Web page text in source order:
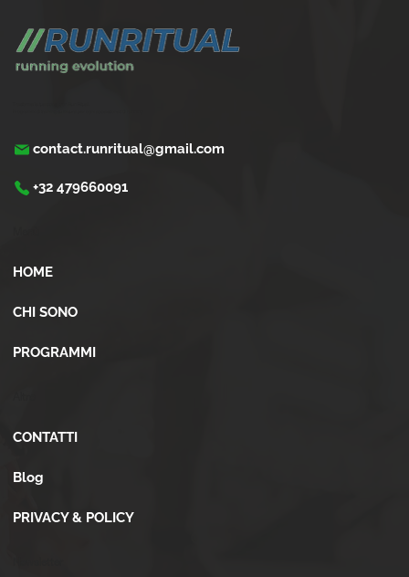
contact.runritual@gmail.com
+32 479660091
HOME
CHI SONO
PROGRAMMI
CONTATTI
Blog
PRIVACY & POLICY